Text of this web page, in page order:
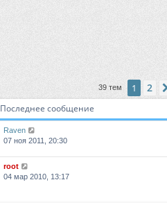
39 тем 1 2
Последнее сообщение
Raven
07 ноя 2011, 20:30
root
04 мар 2010, 13:17